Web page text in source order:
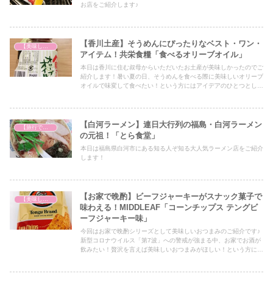
お店をご紹介します♪
【美味しいは正義】
【香川土産】そうめんにぴったりなベスト・ワン・
アイテム！共栄食糧「食べるオリーブオイル」
本日は香川に住む叔母からいただいたお土産が美味しかったのでご
紹介します！暑い夏の日、そうめんを食べる際に美味しいオリーブ
オイルで味変して食べたい！という方にはアイデアのひとつとして
【旅行で心を癒そう】
【白河ラーメン】連日大行列の福島・白河ラーメン
の元祖！「とら食堂」
本日は福島県白河市にある知る人ぞ知る大人気ラーメン店をご紹介
します！
【美味しいは正義】
【お家で晩酌】ビーフジャーキーがスナック菓子で
味わえる！MIDDLEAF「コーンチップス テングビ
ーフジャーキー味」
今回はお家で晩酌シリーズとして美味しいおつまみのご紹介です♪
新型コロナウイルス「第7波」への警戒が強まる中、お家でお酒が
飲みたい！贅沢を言えば美味しいおつまみがほしい！という方には